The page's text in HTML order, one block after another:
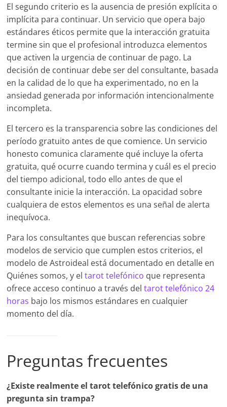
El segundo criterio es la ausencia de presión explícita o
implícita para continuar. Un servicio que opera bajo
estándares éticos permite que la interacción gratuita
termine sin que el profesional introduzca elementos
que activen la urgencia de continuar de pago. La
decisión de continuar debe ser del consultante, basada
en la calidad de lo que ha experimentado, no en la
ansiedad generada por información intencionalmente
incompleta.
El tercero es la transparencia sobre las condiciones del
período gratuito antes de que comience. Un servicio
honesto comunica claramente qué incluye la oferta
gratuita, qué ocurre cuando termina y cuál es el precio
del tiempo adicional, todo ello antes de que el
consultante inicie la interacción. La opacidad sobre
cualquiera de estos elementos es una señal de alerta
inequívoca.
Para los consultantes que buscan referencias sobre
modelos de servicio que cumplen estos criterios, el
modelo de Astroideal está documentado en detalle en
Quiénes somos, y eltarot telefónico que representa
ofrece acceso continuo a través deltarot telefónico 24
horas bajo los mismos estándares en cualquier
momento del día.
Preguntas frecuentes
¿Existe realmente el tarot telefónico gratis de una
pregunta sin trampa?